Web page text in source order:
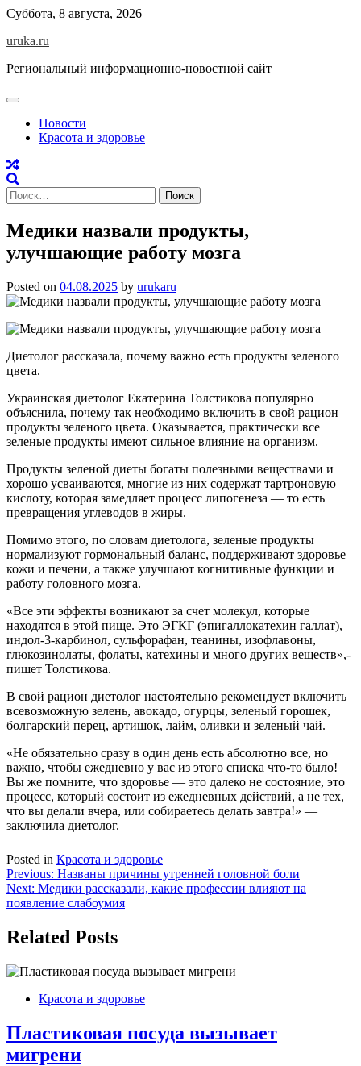
Skip
content
Суббота, 8 августа, 2026
uruka.ru
Региональный информационно-новостной сайт
Новости
Красота и здоровье
Найти:
Медики назвали продукты,
улучшающие работу мозга
Posted on 04.08.2025 by urukaru
Диетолог рассказала, почему важно есть продукты зеленого
цвета.
Украинская диетолог Екатерина Толстикова популярно
объяснила, почему так необходимо включить в свой рацион
продукты зеленого цвета. Оказывается, практически все
зеленые продукты имеют сильное влияние на организм.
Продукты зеленой диеты богаты полезными веществами и
хорошо усваиваются, многие из них содержат тартроновую
кислоту, которая замедляет процесс липогенеза — то есть
превращения углеводов в жиры.
Помимо этого, по словам диетолога, зеленые продукты
нормализуют гормональный баланс, поддерживают здоровье
кожи и печени, а также улучшают когнитивные функции и
работу головного мозга.
«Все эти эффекты возникают за счет молекул, которые
находятся в этой пище. Это ЭГКГ (эпигаллокатехин галлат),
индол-3-карбинол, сульфорафан, теанины, изофлавоны,
глюкозинолаты, фолаты, катехины и много других веществ»,-
пишет Толстикова.
В свой рацион диетолог настоятельно рекомендует включить
всевозможную зелень, авокадо, огурцы, зеленый горошек,
болгарский перец, артишок, лайм, оливки и зеленый чай.
«Не обязательно сразу в один день есть абсолютно все, но
важно, чтобы ежедневно у вас из этого списка что-то было!
Вы же помните, что здоровье — это далеко не состояние, это
процесс, который состоит из ежедневных действий, а не тех,
что вы делали вчера, или собираетесь делать завтра!» —
заключила диетолог.
Posted in Красота и здоровье
Навигация
по
Previous: Названы причины утренней головной боли
Next: Медики рассказали, какие профессии влияют на
появление слабоумия
Related Posts
Красота и здоровье
Пластиковая посуда вызывает
мигрени